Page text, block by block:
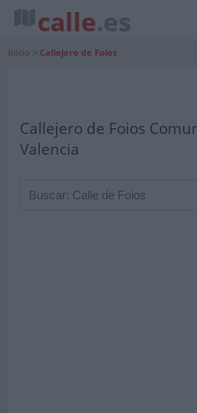
calle.es
Inicio > Callejero de Foios
Callejero de Foios
Valencia